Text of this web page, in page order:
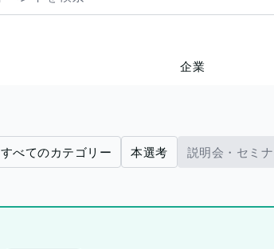
企業
すべてのカテゴリー 本選考 説明会・セミ